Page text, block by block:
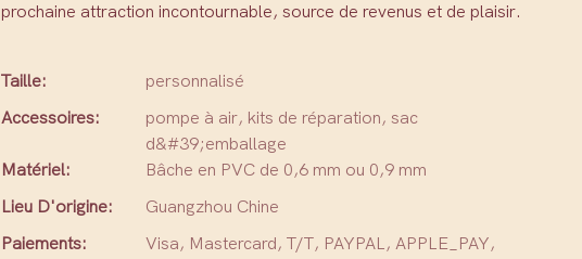
prochaine attraction incontournable, source de revenus et de plaisir.
Taille:
personnalisé
Accessoires:
pompe à air, kits de réparation, sac
d&#39;emballage
Matériel:
Bâche en PVC de 0,6 mm ou 0,9 mm
Lieu D'origine:
Guangzhou Chine
Paiements:
Visa, Mastercard, T/T, PAYPAL, APPLE_PAY,